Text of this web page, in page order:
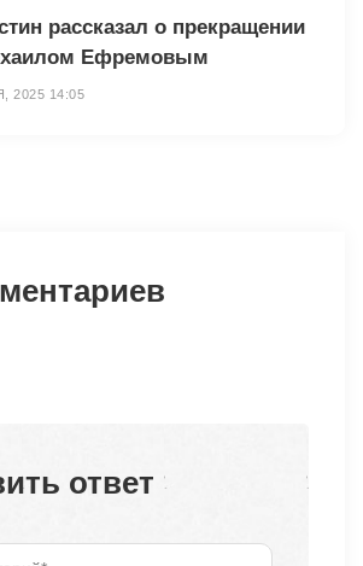
рассказал о прекращении
Ефремовым
2025 14:05
ответ